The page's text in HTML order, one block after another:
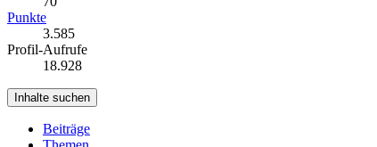
Punkte
3.585
Profil-Aufrufe
18.928
Inhalte suchen
Beiträge